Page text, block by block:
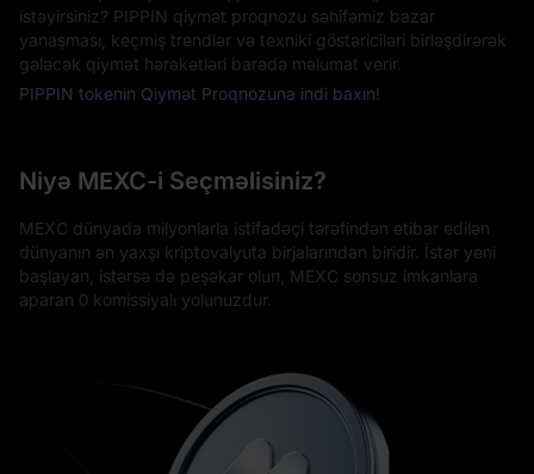
istəyirsiniz? PIPPIN qiymət proqnozu səhifəmiz bazar
yanaşması, keçmiş trendlər və texniki göstəriciləri birləşdirərək
gələcək qiymət hərəkətləri barədə məlumat verir.
PIPPIN tokenin Qiymət Proqnozuna indi baxın!
Niyə MEXC-i Seçməlisiniz?
MEXC dünyada milyonlarla istifadəçi tərəfindən etibar edilən
dünyanın ən yaxşı kriptovalyuta birjalarından biridir. İstər yeni
başlayan, istərsə də peşəkar olun, MEXC sonsuz imkanlara
aparan 0 komissiyalı yolunuzdur.